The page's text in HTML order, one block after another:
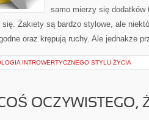
samo mierzy się
się. Żakiety są bardzo stylowe, ale
oraz krępują ruchy. Ale jednakże
INTROWERTYCZNEGO STYLU ŻYCIA
OCZYWISTEGO,